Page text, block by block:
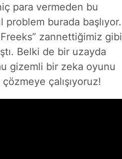
para vermeden bu
burada başlıyor.
zannettiğimiz gibi
Belki de bir uzayda
gizemli bir zeka oyunu
çalışıyoruz!